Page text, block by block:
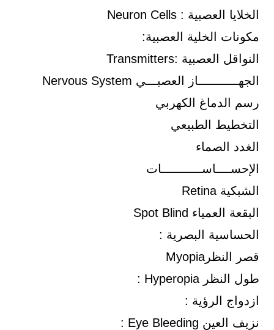
الخلايا العصبية : Neuron Cells
مكونات الخلية العصبية:
النواقل العصبية :Transmitters
الجهـــــــــــاز العصبـــي Nervous System
رسم الدماغ الكهربي
التخطيط الطبيعي
الغدد الصماء
الإحســــاســـــــــــات
الشبكية Retina
البقعة العمياء Spot Blind
الحساسية البصرية :
قصر النظرMyopia
طول النظر Hyperopia :
ازدواج الرؤية :
نزيف العين Eye Bleeding :